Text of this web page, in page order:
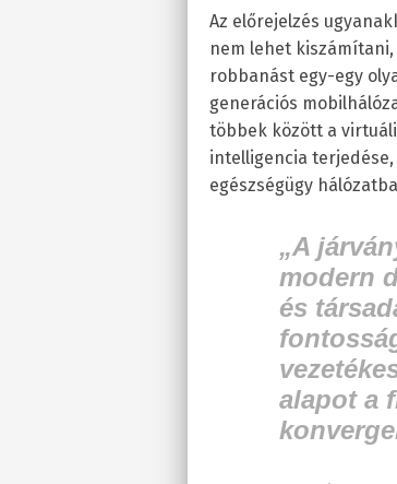
Az előrejelzés
nem lehet
robbanást egy-egy
generációs
többek között a
intelligencia terjedése,
egészségügy
„A
modern
és
alapot a